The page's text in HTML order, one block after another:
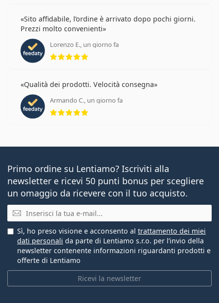
Sito affidabile, l’ordine è arrivato dopo pochi giorni.
Prezzi molto convenienti
Lorenzo E., un giorno fa
valutazione 5 di 5
Qualità dei prodotti. Velocità consegna
Armando C., un giorno fa
valutazione 5 di 5
Primo ordine su Lentiamo? Iscriviti alla
newsletter e ricevi 50 punti bonus per scegliere
un omaggio da ricevere con il tuo acquisto.
E-mail
Ricevi la newsletter
Sì, ho preso visione e acconsento al trattamento dei miei
dati personali da parte di Lentiamo s.r.o. per l’invio della
newsletter contenente informazioni riguardanti prodotti e
offerte di Lentiamo